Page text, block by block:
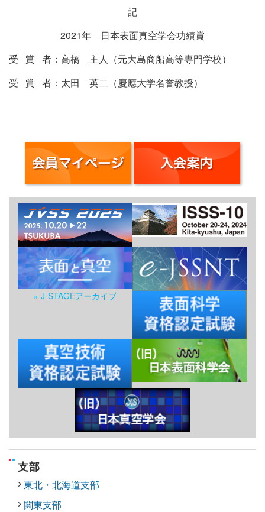
記
2021年 日本表面真空学会功績賞
受 賞 者：高橋 主人（元大島商船高等専門学校）
受 賞 者：太田 英二（慶應大学名誉教授）
» J-STAGEアーカイブ
支部
東北・北海道支部
関東支部